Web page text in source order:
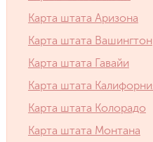
Карта штата Аризона
Карта штата Вашингтон
Карта штата Гавайи
Карта штата
Карта штата Колорадо
Карта штата Монтана